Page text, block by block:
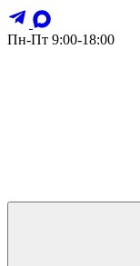
Пн-Пт 9:00-18:00